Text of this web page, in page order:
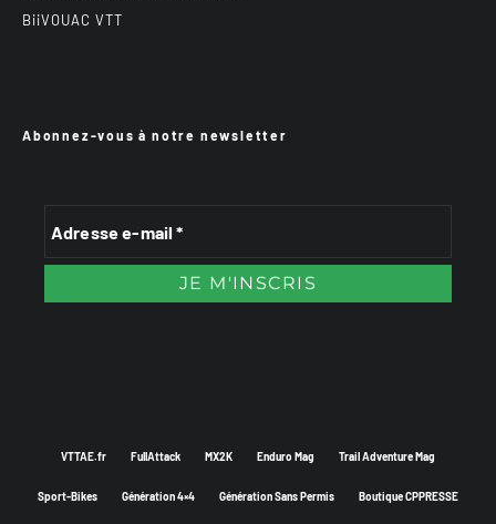
BiiVOUAC VTT
Abonnez-vous à notre newsletter
VTTAE.fr FullAttack MX2K Enduro Mag Trail Adventure Mag
Sport-Bikes Génération 4×4 Génération Sans Permis Boutique CPPRESSE